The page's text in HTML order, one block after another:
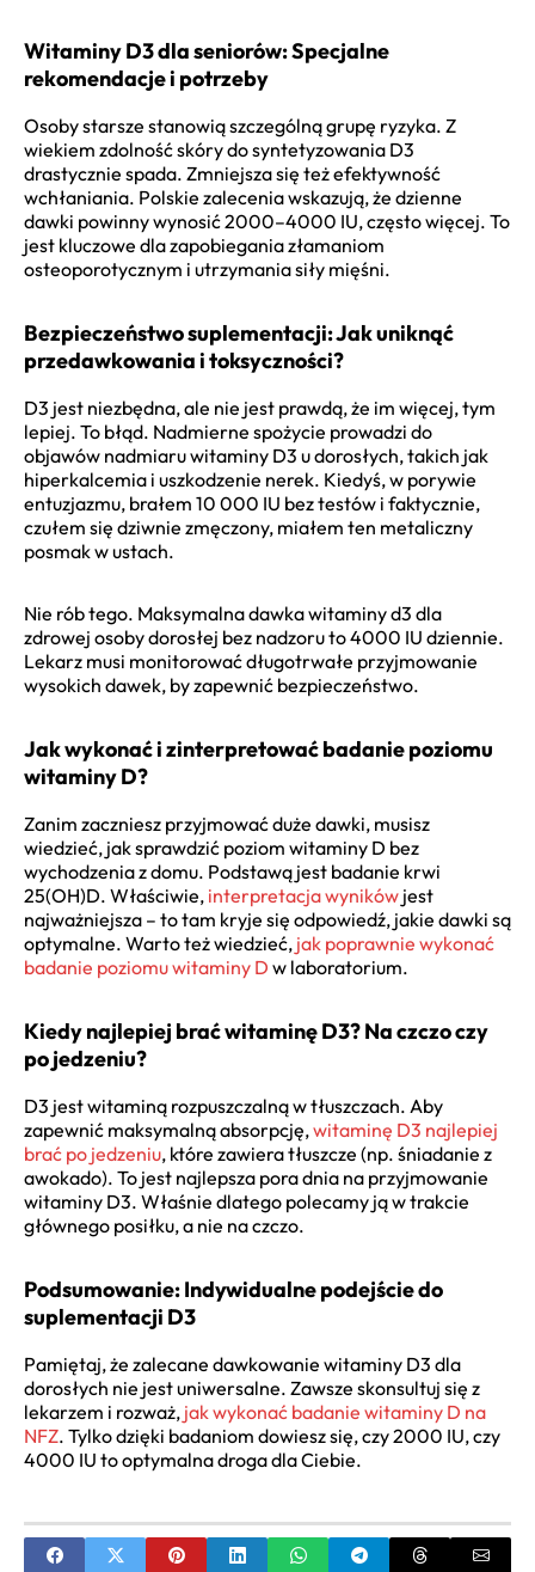
Witaminy D3 dla seniorów: Specjalne
rekomendacje i potrzeby
Osoby starsze stanowią szczególną grupę ryzyka. Z
wiekiem zdolność skóry do syntetyzowania D3
drastycznie spada. Zmniejsza się też efektywność
wchłaniania. Polskie zalecenia wskazują, że dzienne
dawki powinny wynosić 2000–4000 IU, często więcej. To
jest kluczowe dla zapobiegania złamaniom
osteoporotycznym i utrzymania siły mięśni.
Bezpieczeństwo suplementacji: Jak uniknąć
przedawkowania i toksyczności?
D3 jest niezbędna, ale nie jest prawdą, że im więcej, tym
lepiej. To błąd. Nadmierne spożycie prowadzi do
objawów nadmiaru witaminy D3 u dorosłych, takich jak
hiperkalcemia i uszkodzenie nerek. Kiedyś, w porywie
entuzjazmu, brałem 10 000 IU bez testów i faktycznie,
czułem się dziwnie zmęczony, miałem ten metaliczny
posmak w ustach.
Nie rób tego. Maksymalna dawka witaminy d3 dla
zdrowej osoby dorosłej bez nadzoru to 4000 IU dziennie.
Lekarz musi monitorować długotrwałe przyjmowanie
wysokich dawek, by zapewnić bezpieczeństwo.
Jak wykonać i zinterpretować badanie poziomu
witaminy D?
Zanim zaczniesz przyjmować duże dawki, musisz
wiedzieć, jak sprawdzić poziom witaminy D bez
wychodzenia z domu. Podstawą jest badanie krwi
25(OH)D. Właściwie, interpretacja wyników jest
najważniejsza – to tam kryje się odpowiedź, jakie dawki są
optymalne. Warto też wiedzieć, jak poprawnie wykonać
badanie poziomu witaminy D w laboratorium.
Kiedy najlepiej brać witaminę D3? Na czczo czy
po jedzeniu?
D3 jest witaminą rozpuszczalną w tłuszczach. Aby
zapewnić maksymalną absorpcję,witaminę D3 najlepiej
brać po jedzeniu, które zawiera tłuszcze (np. śniadanie z
awokado). To jest najlepsza pora dnia na przyjmowanie
witaminy D3. Właśnie dlatego polecamy ją w trakcie
głównego posiłku, a nie na czczo.
Podsumowanie: Indywidualne podejście do
suplementacji D3
Pamiętaj, że zalecane dawkowanie witaminy D3 dla
dorosłych nie jest uniwersalne. Zawsze skonsultuj się z
lekarzem i rozważ, jak wykonać badanie witaminy D na
NFZ. Tylko dzięki badaniom dowiesz się, czy 2000 IU, czy
4000 IU to optymalna droga dla Ciebie.